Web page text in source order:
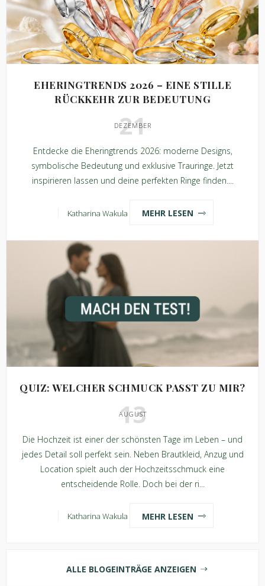
EHERINGTRENDS 2026 – EINE STILLE
RÜCKKEHR ZUR BEDEUTUNG
21
DEZEMBER
Entdecke die Eheringtrends 2026: moderne Designs,
symbolische Bedeutung und exklusive Trauringe. Jetzt
inspirieren lassen und deine perfekten Ringe finden....
Katharina Wakula MEHR LESEN
QUIZ: WELCHER SCHMUCK PASST ZU MIR?
13
AUGUST
Die Hochzeit ist einer der schönsten Tage im Leben – und
jedes Detail soll perfekt sein. Neben Brautkleid, Anzug und
Location spielt auch der Hochzeitsschmuck eine
entscheidende Rolle. Doch bei der ri...
Katharina Wakula MEHR LESEN
ALLE BLOGEINTRÄGE ANZEIGEN